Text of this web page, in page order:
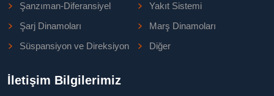
Şanzıman-Diferansiyel
Yakıt Sistemi
Şarj Dinamoları
Marş Dinamoları
Süspansiyon ve Direksiyon
Diğer
İletişim Bilgilerimiz